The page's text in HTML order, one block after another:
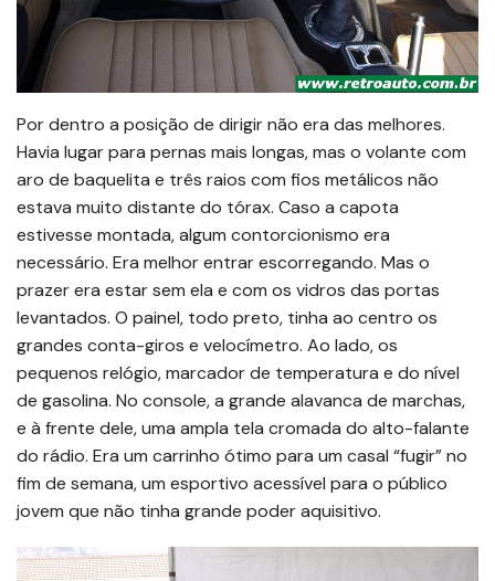
Por dentro a posição de dirigir não era das melhores.
Havia lugar para pernas mais longas, mas o volante com
aro de baquelita e três raios com fios metálicos não
estava muito distante do tórax. Caso a capota
estivesse montada, algum contorcionismo era
necessário. Era melhor entrar escorregando. Mas o
prazer era estar sem ela e com os vidros das portas
levantados. O painel, todo preto, tinha ao centro os
grandes conta-giros e velocímetro. Ao lado, os
pequenos relógio, marcador de temperatura e do nível
de gasolina. No console, a grande alavanca de marchas,
e à frente dele, uma ampla tela cromada do alto-falante
do rádio. Era um carrinho ótimo para um casal “fugir” no
fim de semana, um esportivo acessível para o público
jovem que não tinha grande poder aquisitivo.